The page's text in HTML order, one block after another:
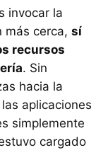
invocar la
más cerca, sí
recursos
. Sin
hacia la
aplicaciones
simplemente
cargado